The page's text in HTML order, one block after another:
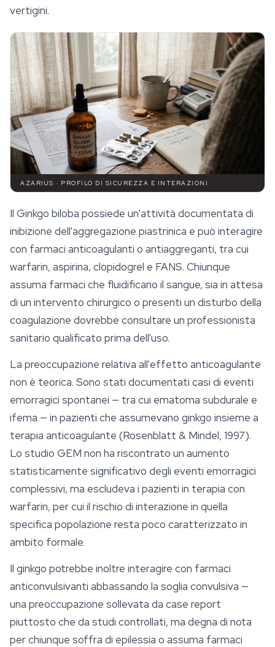
vertigini.
AZARIUS · PROFILO DI SICUREZZA E INTERAZIONI
Il Ginkgo biloba possiede un'attività documentata di
inibizione dell'aggregazione piastrinica e può interagire
con farmaci anticoagulanti o antiaggreganti, tra cui
warfarin, aspirina, clopidogrel e FANS. Chiunque
assuma farmaci che fluidificano il sangue, sia in attesa
di un intervento chirurgico o presenti un disturbo della
coagulazione dovrebbe consultare un professionista
sanitario qualificato prima dell'uso.
La preoccupazione relativa all'effetto anticoagulante
non è teorica. Sono stati documentati casi di eventi
emorragici spontanei — tra cui ematoma subdurale e
ifema — in pazienti che assumevano ginkgo insieme a
terapia anticoagulante (Rosenblatt & Mindel, 1997).
Lo studio GEM non ha riscontrato un aumento
statisticamente significativo degli eventi emorragici
complessivi, ma escludeva i pazienti in terapia con
warfarin, per cui il rischio di interazione in quella
specifica popolazione resta poco caratterizzato in
ambito formale.
Il ginkgo potrebbe inoltre interagire con farmaci
anticonvulsivanti abbassando la soglia convulsiva —
una preoccupazione sollevata da case report
piuttosto che da studi controllati, ma degna di nota
per chiunque soffra di epilessia o assuma farmaci